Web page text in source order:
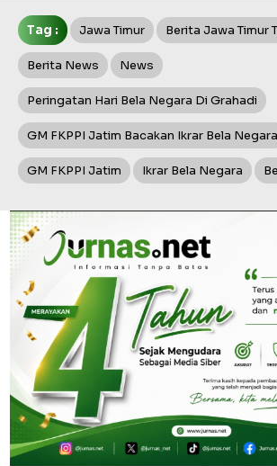
Tag : Jawa Timur Berita Jawa Timur
Berita News News
Peringatan Hari Bela Negara Di Grahadi
GM FKPPI Jatim Bacakan Ikrar Bela Negara
GM FKPPI Jatim Ikrar Bela Negara